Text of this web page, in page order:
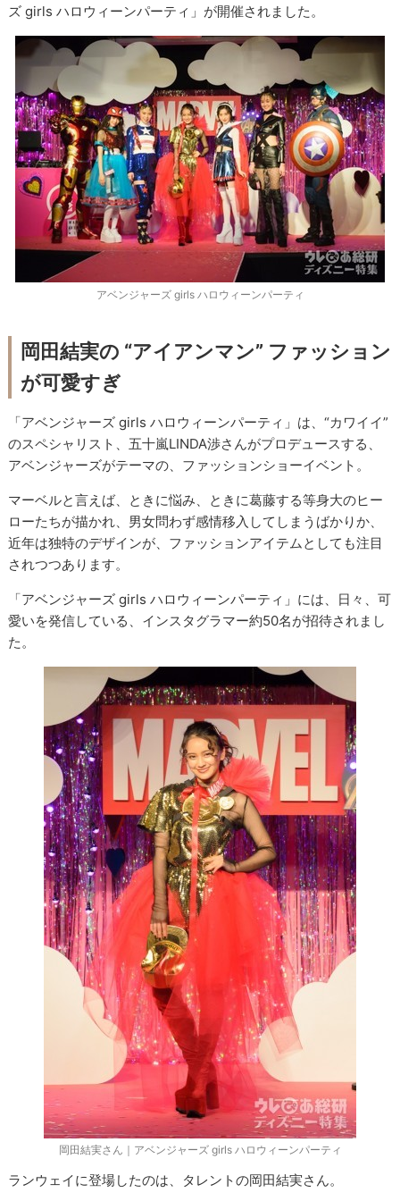
ズ girls ハロウィーンパーティ」が開催されました。
アベンジャーズ girls ハロウィーンパーティ
岡田結実の “アイアンマン” ファッション
が可愛すぎ
「アベンジャーズ girls ハロウィーンパーティ」は、“カワイイ”
のスペシャリスト、五十嵐LINDA渉さんがプロデュースする、
アベンジャーズがテーマの、ファッションショーイベント。
マーベルと言えば、ときに悩み、ときに葛藤する等身大のヒー
ローたちが描かれ、男女問わず感情移入してしまうばかりか、
近年は独特のデザインが、ファッションアイテムとしても注目
されつつあります。
「アベンジャーズ girls ハロウィーンパーティ」には、日々、可
愛いを発信している、インスタグラマー約50名が招待されまし
た。
岡田結実さん｜アベンジャーズ girls ハロウィーンパーティ
ランウェイに登場したのは、タレントの岡田結実さん。